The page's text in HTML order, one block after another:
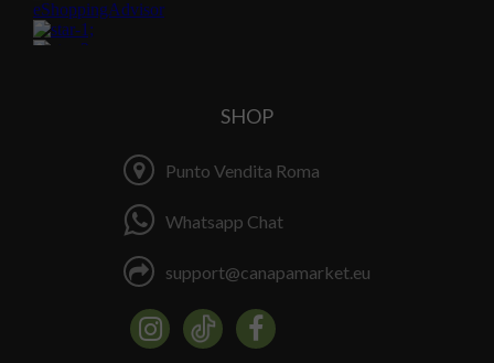
SHOP
Punto Vendita Roma
Whatsapp Chat
support@canapamarket.eu